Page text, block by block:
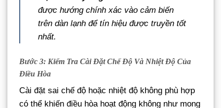
được hướng chính xác vào cảm biến
trên dàn lạnh để tín hiệu được truyền tốt
nhất.
Bước 3: Kiểm Tra Cài Đặt Chế Độ Và Nhiệt Độ Của
Điều Hòa
Cài đặt sai chế độ hoặc nhiệt độ không phù hợp
có thể khiến điều hòa hoạt động không như mong